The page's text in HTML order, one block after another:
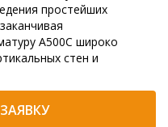
простейших
А500С широко
стен и